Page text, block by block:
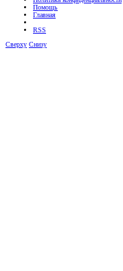
Помощь
Главная
RSS
Сверху Снизу